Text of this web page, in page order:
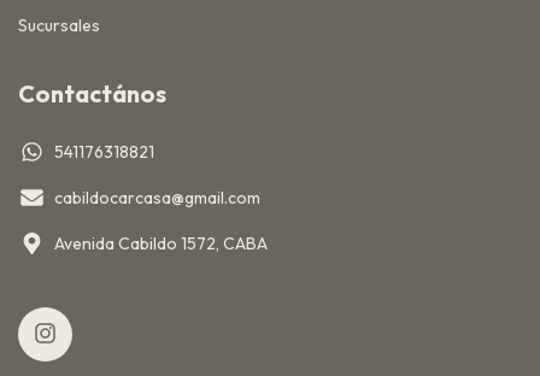
Sucursales
Contactános
541176318821
cabildocarcasa@gmail.com
Avenida Cabildo 1572, CABA